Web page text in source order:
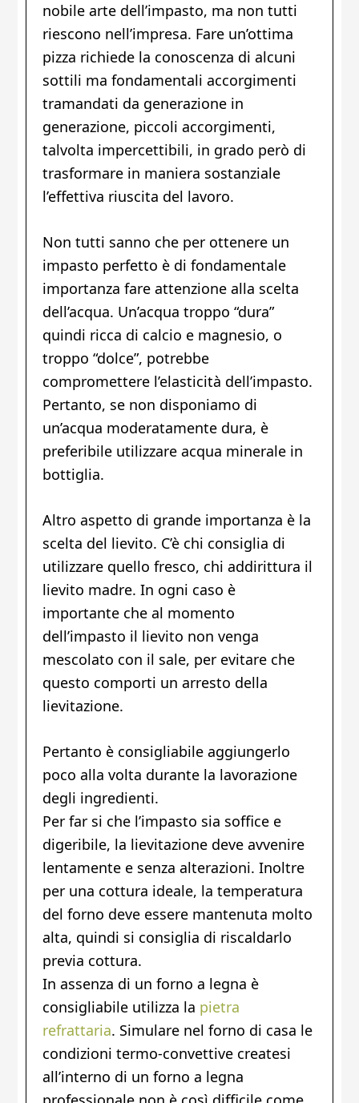
nobile arte dell’impasto, ma non tutti
riescono nell’impresa. Fare un’ottima
pizza richiede la conoscenza di alcuni
sottili ma fondamentali accorgimenti
tramandati da generazione in
generazione, piccoli accorgimenti,
talvolta impercettibili, in grado però di
trasformare in maniera sostanziale
l’effettiva riuscita del lavoro.
Non tutti sanno che per ottenere un
impasto perfetto è di fondamentale
importanza fare attenzione alla scelta
dell’acqua. Un’acqua troppo “dura”
quindi ricca di calcio e magnesio, o
troppo “dolce”, potrebbe
compromettere l’elasticità dell’impasto.
Pertanto, se non disponiamo di
un’acqua moderatamente dura, è
preferibile utilizzare acqua minerale in
bottiglia.
Altro aspetto di grande importanza è la
scelta del lievito. C’è chi consiglia di
utilizzare quello fresco, chi addirittura il
lievito madre. In ogni caso è
importante che al momento
dell’impasto il lievito non venga
mescolato con il sale, per evitare che
questo comporti un arresto della
lievitazione.
Pertanto è consigliabile aggiungerlo
poco alla volta durante la lavorazione
degli ingredienti.
Per far si che l’impasto sia soffice e
digeribile, la lievitazione deve avvenire
lentamente e senza alterazioni. Inoltre
per una cottura ideale, la temperatura
del forno deve essere mantenuta molto
alta, quindi si consiglia di riscaldarlo
previa cottura.
In assenza di un forno a legna è
consigliabile utilizza la pietra
refrattaria. Simulare nel forno di casa le
condizioni termo-convettive createsi
all’interno di un forno a legna